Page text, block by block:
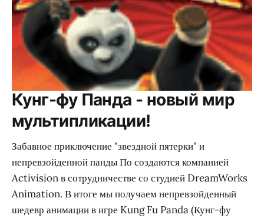
Кунг-фу Панда - новый мир
мультипликации!
Забавное приключение "звездной пятерки" и
непревзойденной панды По создаются компанией
Activision в сотрудничестве со студией DreamWorks
Animation. В итоге мы получаем непревзойденный
шедевр анимации в игре Kung Fu Panda (Кунг-фу